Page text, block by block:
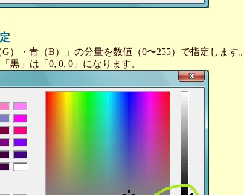
）・青（B）」の分量を数値（0〜255）で指定します。
黒」は「0, 0, 0」になります。